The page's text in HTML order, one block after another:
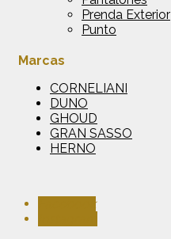
Prenda Exterior
Punto
Marcas
CORNELIANI
DUNO
GHOUD
GRAN SASSO
HERNO